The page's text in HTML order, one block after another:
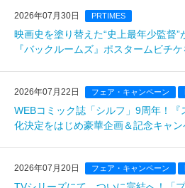
2026年07月30日 PRTIMES
映画史を塗り替えた“史上最年少監督
『バックルームズ』ポスタームビチ
2026年07月22日 フェア・キャンペーン
WEBコミック誌「シルフ」9周年！『
化決定をはじめ豪華企画＆記念キャン
2026年07月20日 フェア・キャンペーン